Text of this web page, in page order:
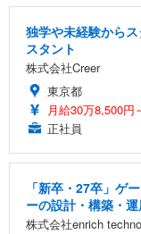
独学や未経験から
スタント
株式会社Creer
東京都
月給30万8,500円
正社員
「新卒・27卒」ゲ
ーの設計・構築・
株式会社enrich